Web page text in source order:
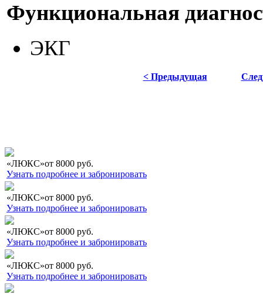
Функциональная
ЭКГ
< Предыдущая
«ЛЮКС»от 8000 руб.
Узнать подробнее и забронировать
«ЛЮКС»от 8000 руб.
Узнать подробнее и забронировать
«ЛЮКС»от 8000 руб.
Узнать подробнее и забронировать
«ЛЮКС»от 8000 руб.
Узнать подробнее и забронировать